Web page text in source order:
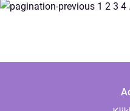
1 2 3 4